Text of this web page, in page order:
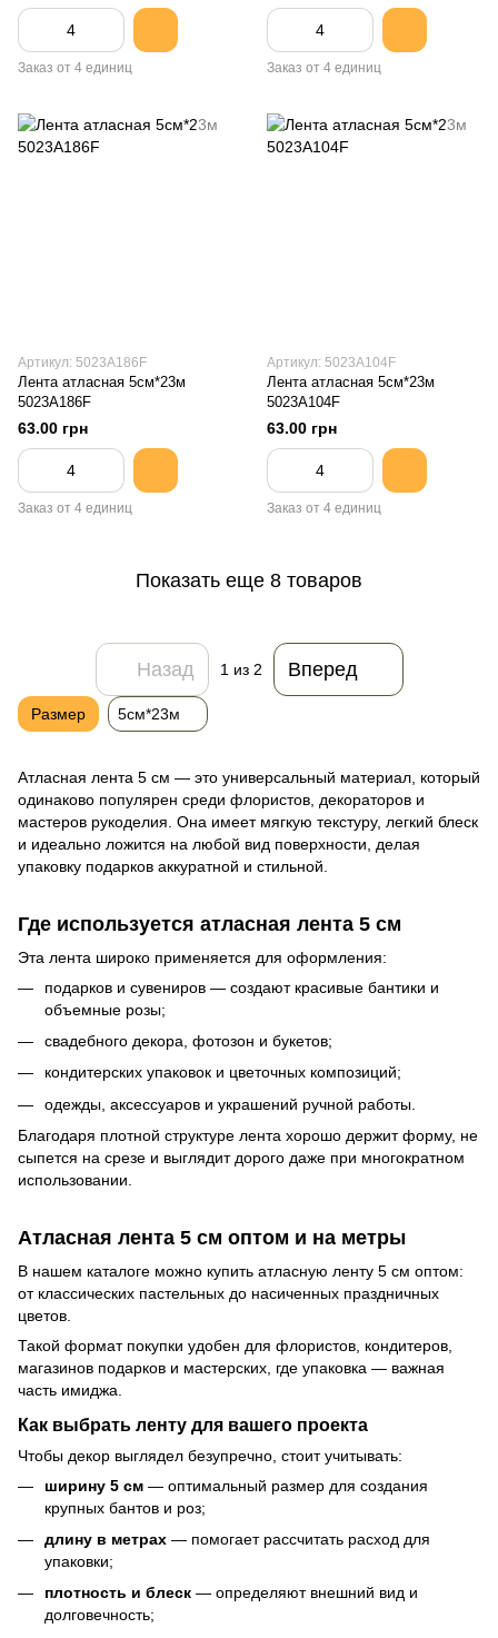
Атласная лента 5 см — это универсальный материал, который
одинаково популярен среди флористов, декораторов и
мастеров рукоделия. Она имеет мягкую текстуру, легкий блеск
и идеально ложится на любой вид поверхности, делая
упаковку подарков аккуратной и стильной.
Где используется атласная лента 5 см
Эта лента широко применяется для оформления:
подарков и сувениров — создают красивые бантики и
объемные розы;
свадебного декора, фотозон и букетов;
кондитерских упаковок и цветочных композиций;
одежды, аксессуаров и украшений ручной работы.
Благодаря плотной структуре лента хорошо держит форму, не
сыпется на срезе и выглядит дорого даже при многократном
использовании.
Атласная лента 5 см оптом и на метры
В нашем каталоге можно купить атласную ленту 5 см оптом:
от классических пастельных до насиченных праздничных
цветов.
Такой формат покупки удобен для флористов, кондитеров,
магазинов подарков и мастерских, где упаковка — важная
часть имиджа.
Как выбрать ленту для вашего проекта
Чтобы декор выглядел безупречно, стоит учитывать:
ширину 5 см — оптимальный размер для создания
крупных бантов и роз;
длину в метрах — помогает рассчитать расход для
упаковки;
плотность и блеск — определяют внешний вид и
долговечность;
Заказ от 4 единиц Заказ от 4 единиц
Артикул: 5023A186F
Лента атласная 5см*23м
5023A186F
63.00 грн
Заказ от 4 единиц
Артикул: 5023A104F
Лента атласная 5см*23м
5023A104F
63.00 грн
Заказ от 4 единиц
Показать еще 8 товаров
Назад 1 из 2 Вперед
Размер 5см*23м